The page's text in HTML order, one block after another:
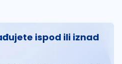
ispod ili iznad